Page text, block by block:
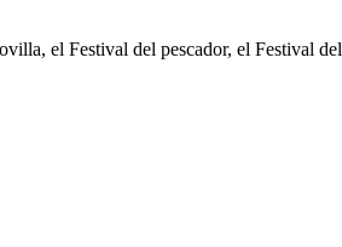
el Festival del pescador, el Festival